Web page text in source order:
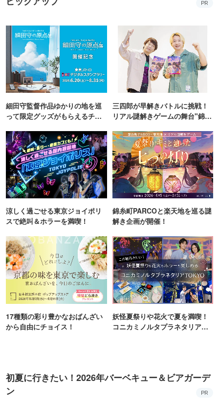
PR
細田守監督作品ゆかりの地を巡
って限定グッズがもらえるチャ
三四郎が早解きバトルに挑戦！
リアル謎解きゲームの舞台"錦糸
涼しく過ごせる東京ジョイポリ
スで絶叫＆ホラーを満喫！
錦糸町PARCOと楽天地を巡る謎
解き企画が開催！
17種類の彩り豊かなおばんざい
から自由にチョイス！
妖怪夏祭りや花火で夏を満喫！
コニカミノルタプラネタリア
初夏に行きたい！2026年バーベキュー＆ビアガーデ
ン
PR